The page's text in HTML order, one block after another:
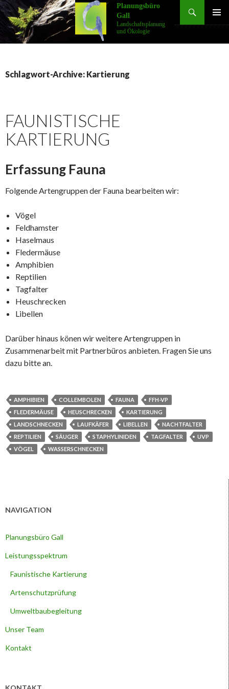
INHALT
Planungsbüro
Gall
Landschaftsplanung
und Ökologie
Schlagwort-Archive: Kartierung
FAUNISTISCHE
KARTIERUNG
Erfassung Fauna
Folgende Artengruppen der Fauna bearbeiten wir:
Vögel
Feldhamster
Haselmaus
Fledermäuse
Amphibien
Reptilien
Tagfalter
Heuschrecken
Libellen
Darüber hinaus könen wir weitere Artengruppen in
Zusammenarbeit mit Partnerbüros anbieten. Fragen Sie uns
dazu bitte an.
AMPHIBIEN COLLEMBOLEN FAUNA
FFH-VP
FLEDERMÄUSE
HEUSCHRECKEN
KARTIERUNG
LANDSCHNECKEN
LAUFKÄFER LIBELLEN
NACHTFALTER
REPTILIEN
SÄUGER STAPHYLINIDEN TAGFALTER
UVP
VÖGEL
WASSERSCHNECKEN
NAVIGATION
Planungsbüro Gall
Leistungsspektrum
Faunistische Kartierung
Artenschutzprüfung
Umweltbaubegleitung
Unser Team
Kontakt